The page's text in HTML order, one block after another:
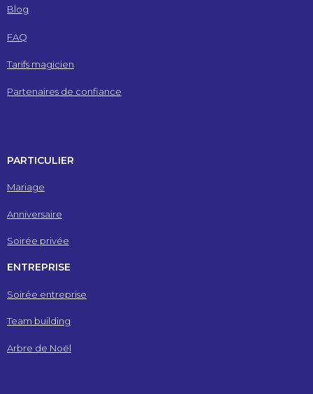
Blog
FAQ
Tarifs magicien
Partenaires de confiance
PARTICULIER
Mariage
Anniversaire
Soirée privée
ENTREPRISE
Soirée entreprise
Team building
Arbre de Noël